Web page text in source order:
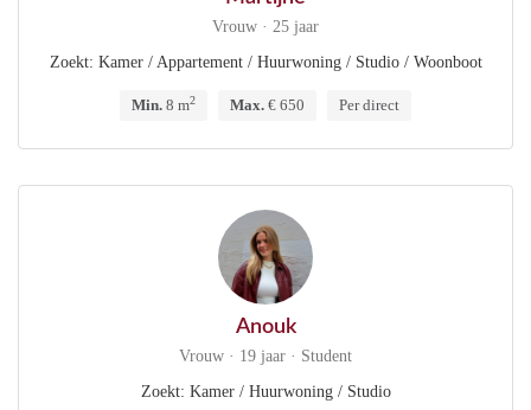
Vrouw · 25 jaar
Zoekt: Kamer / Appartement / Huurwoning / Studio / Woonboot
Min. 8 m2 Max. € 650 Per direct
Anouk
Vrouw · 19 jaar · Student
Zoekt: Kamer / Huurwoning / Studio